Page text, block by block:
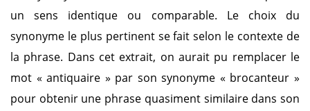
un sens identique ou comparable. Le choix du
synonyme le plus pertinent se fait selon le contexte de
la phrase. Dans cet extrait, on aurait pu remplacer le
mot « antiquaire » par son synonyme « brocanteur »
pour obtenir une phrase quasiment similaire dans son